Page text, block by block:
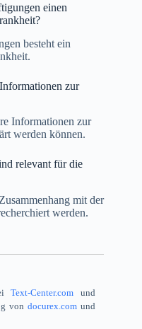
einen
besteht ein
zur
Informationen zur
werden können.
relevant für die
mit der
werden.
Text-Center.com und
vondocurex.com und